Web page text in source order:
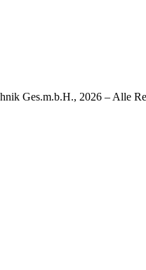
Ges.m.b.H., 2026 – Alle